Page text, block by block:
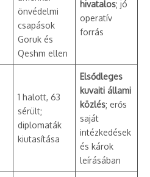
önvédelmi
csapások
Goruk és
Qeshm ellen
hivatalos; jó
operatív
forrás
1 halott, 63
sérült;
diplomaták
kiutasítása
Elsődleges
kuvaiti állami
közlés; erős
saját
intézkedések
és károk
leírásában